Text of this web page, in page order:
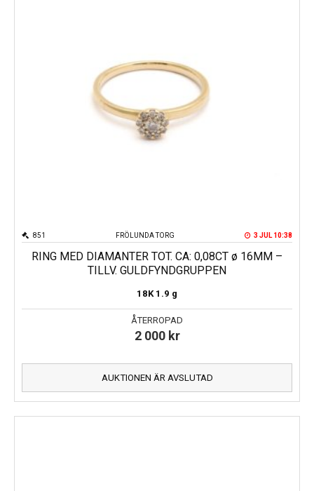
FRÖLUNDA TORG
851 3 JUL 10:38
RING MED DIAMANTER TOT. CA: 0,08CT ø 16MM –
TILLV. GULDFYNDGRUPPEN
18K 1.9 g
ÅTERROPAD
2 000 kr
AUKTIONEN ÄR AVSLUTAD